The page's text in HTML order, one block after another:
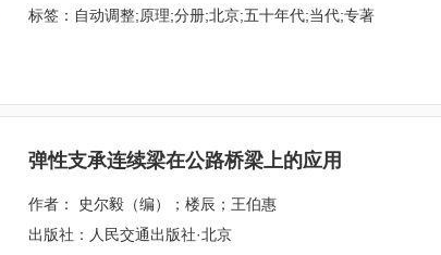
标签：自动调整;原理;分册;北京;五十年代;当代;专著
弹性支承连续梁在公路桥梁上的应用
作者： 史尔毅（编）；楼辰；王伯惠
出版社：人民交通出版社·北京